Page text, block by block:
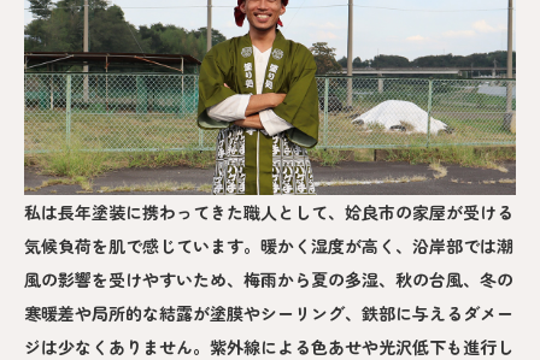
私は長年塗装に携わってきた職人として、姶良市の家屋が受ける
気候負荷を肌で感じています。暖かく湿度が高く、沿岸部では潮
風の影響を受けやすいため、梅雨から夏の多湿、秋の台風、冬の
寒暖差や局所的な結露が塗膜やシーリング、鉄部に与えるダメー
ジは少なくありません。紫外線による色あせや光沢低下も進行し